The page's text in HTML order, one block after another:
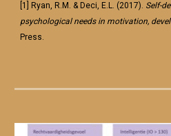
[1] Ryan, R.M. & Deci, E.L. (2017). Self-
psychological needs in motivation,
Press.